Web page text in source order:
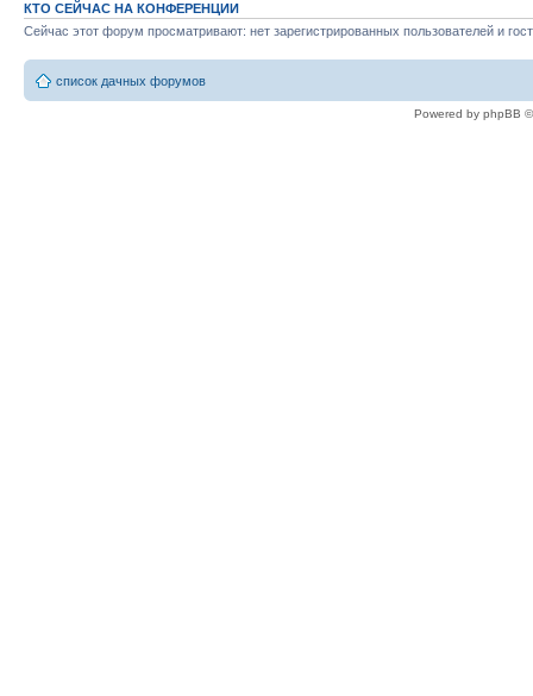
КТО СЕЙЧАС НА КОНФЕРЕНЦИИ
Сейчас этот форум просматривают: нет зарегистрированных пользователей и
список дачных форумов
Powered by phpBB